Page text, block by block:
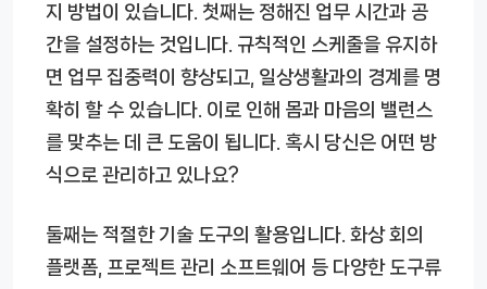
지 방법이 있습니다. 첫째는 정해진 업무 시간과 공
간을 설정하는 것입니다. 규칙적인 스케줄을 유지하
면 업무 집중력이 향상되고, 일상생활과의 경계를 명
확히 할 수 있습니다. 이로 인해 몸과 마음의 밸런스
를 맞추는 데 큰 도움이 됩니다. 혹시 당신은 어떤 방
식으로 관리하고 있나요?
둘째는 적절한 기술 도구의 활용입니다. 화상 회의
플랫폼, 프로젝트 관리 소프트웨어 등 다양한 도구류